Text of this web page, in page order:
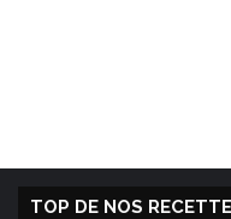
TOP DE NOS